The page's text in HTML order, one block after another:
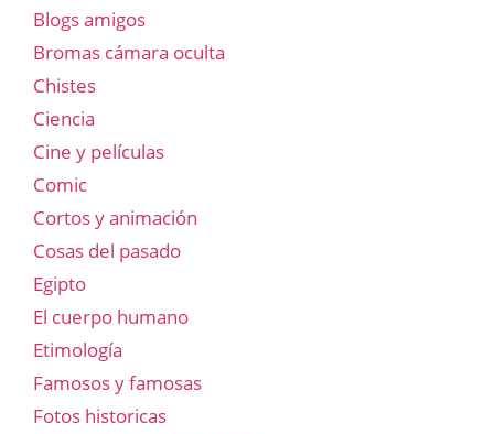
Blogs amigos
Bromas cámara oculta
Chistes
Ciencia
Cine y películas
Comic
Cortos y animación
Cosas del pasado
Egipto
El cuerpo humano
Etimología
Famosos y famosas
Fotos historicas